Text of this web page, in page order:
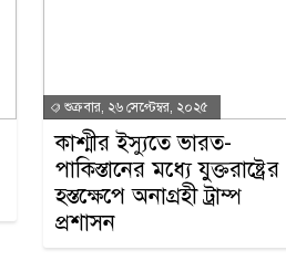
শুক্রবার, ২৬ সেপ্টেম্বর, ২০২৫
কাশ্মীর ইস্যুতে ভারত-
পাকিস্তানের মধ্যে যুক্তরাষ্ট্রের
হস্তক্ষেপে অনাগ্রহী ট্রাম্প
প্রশাসন